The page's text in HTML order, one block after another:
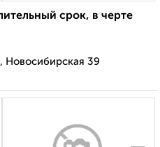
срок, в черте
Новосибирская 39